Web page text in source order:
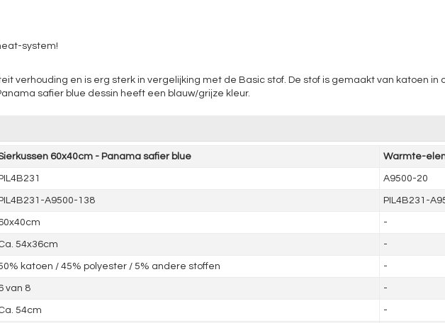
system!
verhouding en is erg sterk in vergelijking met de Basic stof. De stof is gemaakt van katoen in
safier blue dessin heeft een blauw/grijze kleur.
60x40cm - Panama safier blue Warmte-
PIL4B231 A9500-20
PIL4B231-A9500-138 PIL4B231-
-
54x36cm -
katoen / 45% polyester / 5% andere stoffen -
van 8 -
54cm -